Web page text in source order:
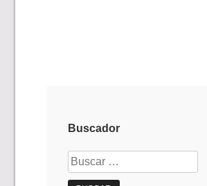
Buscador
Buscar: